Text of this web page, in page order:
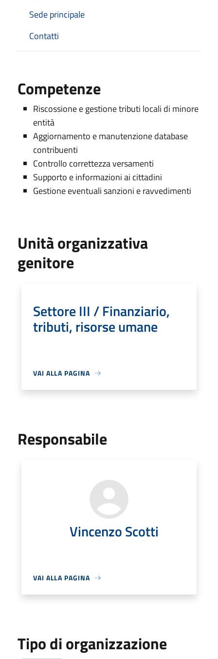
Sede principale
Contatti
Competenze
Riscossione e gestione tributi locali di minore
entità
Aggiornamento e manutenzione database
contribuenti
Controllo correttezza versamenti
Supporto e informazioni ai cittadini
Gestione eventuali sanzioni e ravvedimenti
Unità organizzativa
genitore
Settore III / Finanziario,
tributi, risorse umane
VAI ALLA PAGINA
Responsabile
Vincenzo Scotti
VAI ALLA PAGINA
Tipo di organizzazione